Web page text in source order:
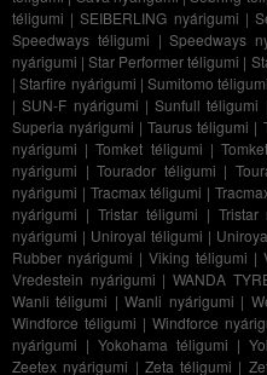
téligumi |SEIBERLING nyárigumi |
Speedways téligumi |Speedways
nyárigumi |Star Performer téligumi |
|Starfire nyárigumi |Sumitomo téligumi
|SUN-F nyárigumi | Sunfull téligumi
Superia nyárigumi |Taurus téligumi |
nyárigumi |Tomket téligumi |
nyárigumi |Tourador téligumi |
nyárigumi | Tracmax téligumi |
nyárigumi | Tristar téligumi | Tristar
nyárigumi | Uniroyal téligumi |
Rubber nyárigumi | Viking téligumi |
Vredestein nyárigumi |WANDA
Wanli téligumi |Wanli nyárigumi |
Windforce téligumi | Windforce
nyárigumi | Yokohama téligumi |
Zeetex nyárigumi | Zeta téligumi |